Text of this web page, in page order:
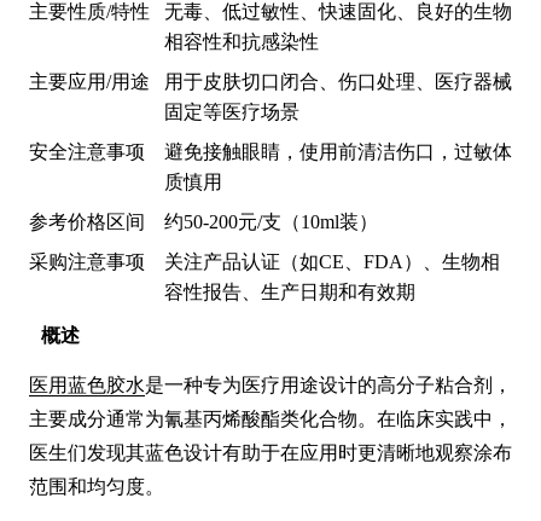
概述
医用蓝色胶水是一种专为医疗用途设计的高分子粘合剂，
主要成分通常为氰基丙烯酸酯类化合物。在临床实践中，
医生们发现其蓝色设计有助于在应用时更清晰地观察涂布
范围和均匀度。
主要性质/特性
无毒、低过敏性、快速固化、良好的生物
相容性和抗感染性
主要应用/用途
用于皮肤切口闭合、伤口处理、医疗器械
固定等医疗场景
安全注意事项
避免接触眼睛，使用前清洁伤口，过敏体
质慎用
参考价格区间
约50-200元/支（10ml装）
采购注意事项
关注产品认证（如CE、FDA）、生物相
容性报告、生产日期和有效期